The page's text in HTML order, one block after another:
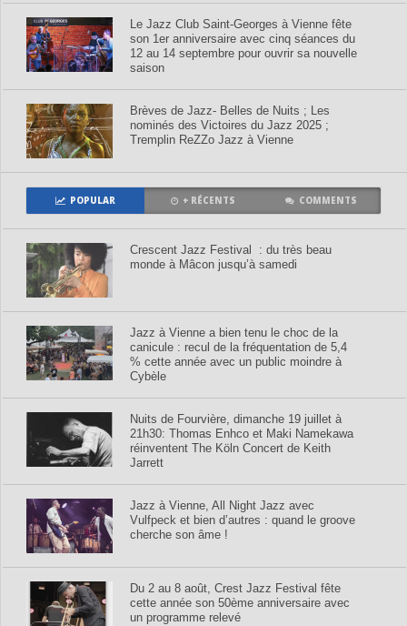
Le Jazz Club Saint-Georges à Vienne fête
son 1er anniversaire avec cinq séances du
12 au 14 septembre pour ouvrir sa nouvelle
saison
Brèves de Jazz- Belles de Nuits ; Les
nominés des Victoires du Jazz 2025 ;
Tremplin ReZZo Jazz à Vienne
POPULAR + RÉCENTS COMMENTS
Crescent Jazz Festival : du très beau
monde à Mâcon jusqu’à samedi
Jazz à Vienne a bien tenu le choc de la
canicule : recul de la fréquentation de 5,4
% cette année avec un public moindre à
Cybèle
Nuits de Fourvière, dimanche 19 juillet à
21h30: Thomas Enhco et Maki Namekawa
réinventent The Köln Concert de Keith
Jarrett
Jazz à Vienne, All Night Jazz avec
Vulfpeck et bien d’autres : quand le groove
cherche son âme !
Du 2 au 8 août, Crest Jazz Festival fête
cette année son 50ème anniversaire avec
un programme relevé